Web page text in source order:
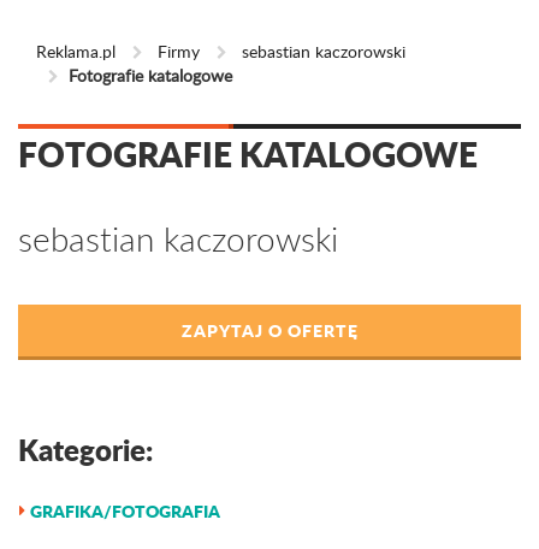
Reklama.pl Firmy
sebastian kaczorowski
Fotografie katalogowe
FOTOGRAFIE KATALOGOWE
sebastian kaczorowski
ZAPYTAJ O OFERTĘ
Kategorie:
GRAFIKA/FOTOGRAFIA